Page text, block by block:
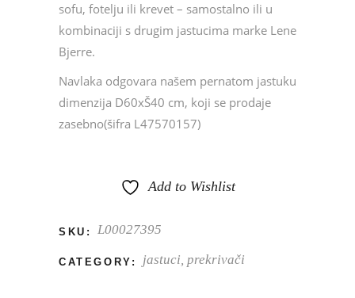
sofu, fotelju ili krevet – samostalno ili u
kombinaciji s drugim jastucima marke Lene
Bjerre.
Navlaka odgovara našem pernatom jastuku
dimenzija D60xŠ40 cm, koji se prodaje
zasebno(šifra L47570157)
Add to Wishlist
SKU: L00027395
CATEGORY: jastuci, prekrivači